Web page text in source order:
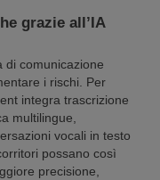
grazie all’IA
di comunicazione
i rischi. Per
integra trascrizione
multilingue,
vocali in testo
possano così
precisione,